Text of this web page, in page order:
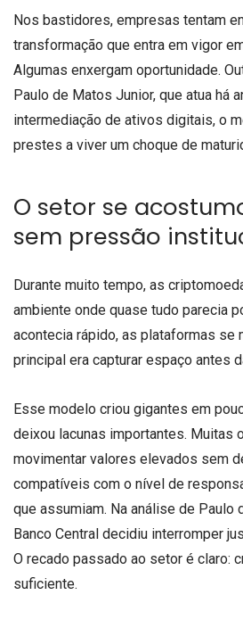
Nos bastidores, empresas tentam
transformação que entra em vigor
Algumas enxergam oportunidade.
Paulo de Matos Junior, que atua há
intermediação de ativos digitais, o
prestes a viver um choque de
O setor se
sem pressão
Durante muito tempo, as
ambiente onde quase tudo parecia
acontecia rápido, as plataformas se
principal era capturar espaço antes
Esse modelo criou gigantes em
deixou lacunas importantes. Muitas
movimentar valores elevados sem
compatíveis com o nível de
que assumiam. Na análise de Paulo
Banco Central decidiu interromper
O recado passado ao setor é claro:
suficiente.